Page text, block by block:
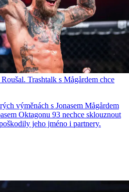
Trashtalk s Mågårdem chce
výměnách s Jonasem Mågårdem
Oktagonu 93 nechce sklouznout
jeho jméno i partnery.